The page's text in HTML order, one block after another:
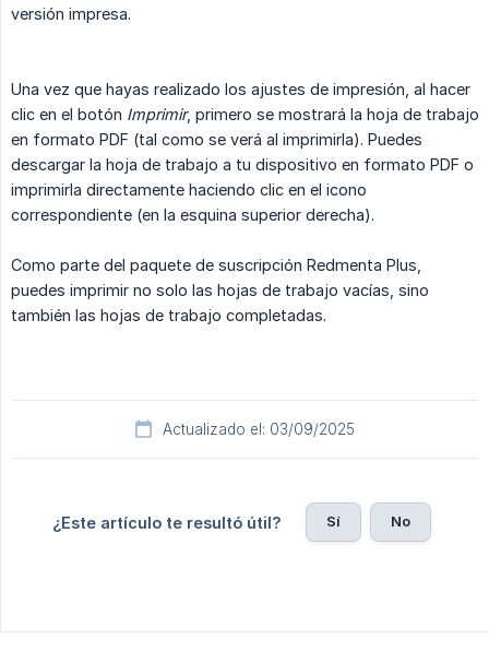
versión impresa.
Una vez que hayas realizado los ajustes de impresión, al hacer
clic en el botón Imprimir, primero se mostrará la hoja de trabajo
en formato PDF (tal como se verá al imprimirla). Puedes
descargar la hoja de trabajo a tu dispositivo en formato PDF o
imprimirla directamente haciendo clic en el icono
correspondiente (en la esquina superior derecha).
Como parte del paquete de suscripción Redmenta Plus,
puedes imprimir no solo las hojas de trabajo vacías, sino
también las hojas de trabajo completadas.
Actualizado el: 03/09/2025
¿Este artículo te resultó útil? Sí No